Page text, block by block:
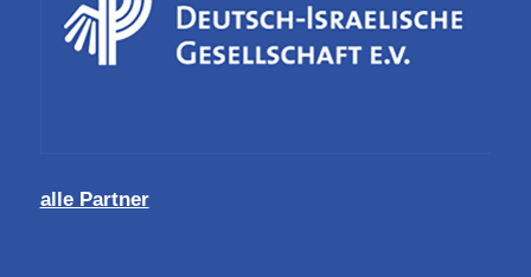
alle Partner